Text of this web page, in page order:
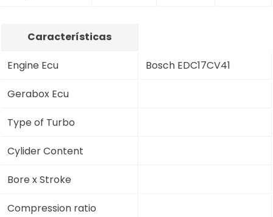
Características
Engine Ecu Bosch EDC17CV41
Gerabox Ecu
Type of Turbo
Cylider Content
Bore x Stroke
Compression ratio